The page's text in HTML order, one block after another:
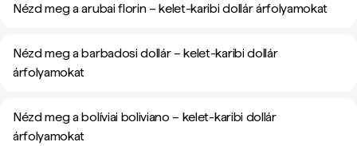
Nézd meg a arubai florin – kelet-karibi dollár árfolyamokat
Nézd meg a barbadosi dollár – kelet-karibi dollár
árfolyamokat
Nézd meg a bolíviai boliviano – kelet-karibi dollár
árfolyamokat